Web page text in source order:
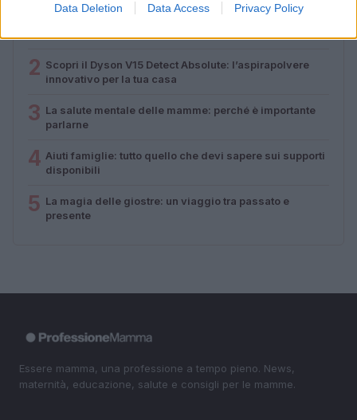
Data Deletion Data Access Privacy Policy
2 Scopri il Dyson V15 Detect Absolute: l’aspirapolvere
innovativo per la tua casa
3 La salute mentale delle mamme: perché è importante
parlarne
4 Aiuti famiglie: tutto quello che devi sapere sui supporti
disponibili
5 La magia delle giostre: un viaggio tra passato e
presente
Essere mamma, una professione a tempo pieno. News,
maternità, educazione, salute e consigli per le mamme.